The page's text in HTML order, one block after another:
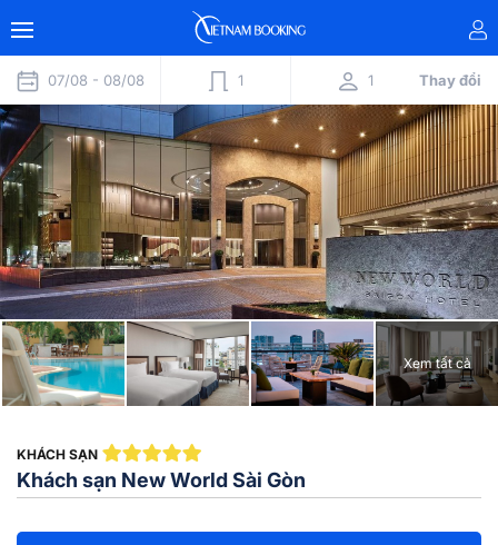
07/08 - 08/08 1 1 Thay đổi
Xem tất cả
KHÁCH SẠN
Khách sạn New World Sài Gòn